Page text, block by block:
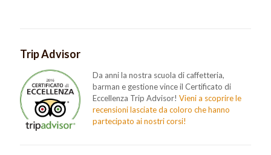
Trip Advisor
Da anni la nostra scuola di caffetteria,
barman e gestione vince il Certificato di
Eccellenza Trip Advisor! Vieni a scoprire le
recensioni lasciate da coloro che hanno
partecipato ai nostri corsi!